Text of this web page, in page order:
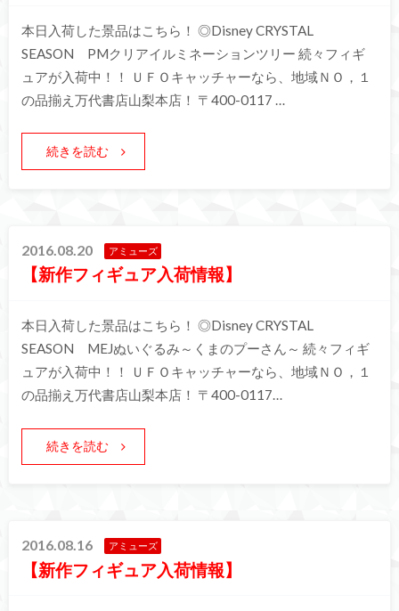
本日入荷した景品はこちら！ ◎Disney CRYSTAL
SEASON PMクリアイルミネーションツリー 続々フィギ
ュアが入荷中！！ ＵＦＯキャッチャーなら、地域ＮＯ，１
の品揃え万代書店山梨本店！ 〒400-0117 …
続きを読む
2016.08.20 アミューズ
【新作フィギュア入荷情報】
本日入荷した景品はこちら！ ◎Disney CRYSTAL
SEASON MEJぬいぐるみ～くまのプーさん～ 続々フィギ
ュアが入荷中！！ ＵＦＯキャッチャーなら、地域ＮＯ，１
の品揃え万代書店山梨本店！ 〒400-0117…
続きを読む
2016.08.16 アミューズ
【新作フィギュア入荷情報】